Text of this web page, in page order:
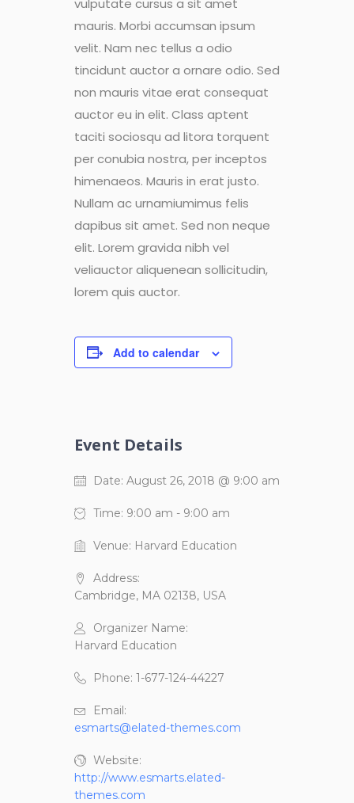
mauris. Morbi accumsan ipsum
velit. Nam nec tellus a odio
tincidunt auctor a ornare odio. Sed
non mauris vitae erat consequat
auctor eu in elit. Class aptent
taciti sociosqu ad litora torquent
per conubia nostra, per inceptos
himenaeos. Mauris in erat justo.
Nullam ac urnamiumimus felis
dapibus sit amet. Sed non neque
elit. Lorem gravida nibh vel
veliauctor aliquenean sollicitudin,
lorem quis auctor.
Add to calendar
Event Details
Date: August 26, 2018 @ 9:00 am
Time: 9:00 am - 9:00 am
Venue: Harvard Education
Address:
Cambridge, MA 02138, USA
Organizer Name:
Harvard Education
Phone: 1-677-124-44227
Email:
esmarts@elated-themes.com
Website:
http://www.esmarts.elated-
themes.com